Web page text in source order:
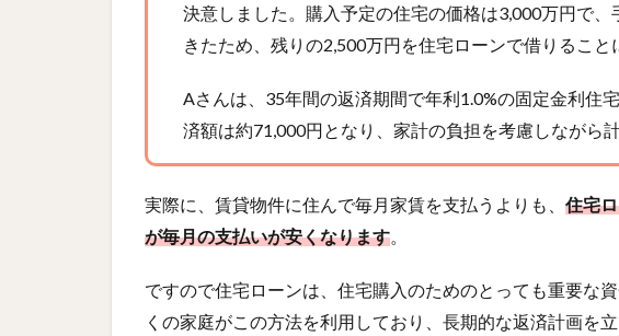
決意しました。購入予定の住宅の価格は3,000万円で
きたため、残りの2,500万円を住宅ローンで借りること
Aさんは、35年間の返済期間で年利1.0%の固定金利住
済額は約71,000円となり、家計の負担を考慮しながら
実際に、賃貸物件に住んで毎月家賃を支払うよりも、 住宅
が毎月の支払いが安くなります。
ですので住宅ローンは、住宅購入のためのとっても重要な
くの家庭がこの方法を利用しており、長期的な返済計画を